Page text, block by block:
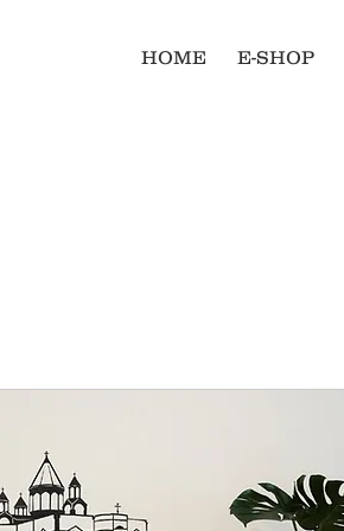
HOME E-SHOP